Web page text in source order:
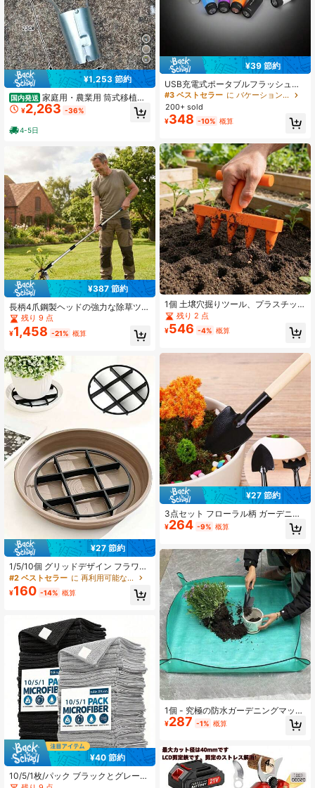
¥1,253 節約
国内発送 家庭用・農業用 筒式移植器
苗移し プランター移植 穴あけ 苗掘
りアイテム
¥2,263 -36%
4-5日
¥387 節約
長柄4爪鋼製ヘッドの強力な除草ツー
ル、竹製ガーデニング手動除草ツー
ル - 曲がったり引っ張ったりしゲず
に簡単に雑草を除去できます
残り 9 点
¥1,458 -21% 概算
¥27 節約
1/5/10個 グリッドデザイン フラワー
ポットトレイ - 根腐れ防止トレイ、
フラワーポットスタンド、通気性の
ある丸型排水ラック、フラワーポッ
クセサリー、プラントトレイ、室内
ガーデニング必需品
#2 ベストセラー に 再利用可能な ガーデンツール
¥160 -14% 概算
¥40 節約
10/5/1枚/パック ブラックとグレーの
再利用可能なキッチンタオル、ブラ
¥39 節約
USB充電式ポータブルフラッシュラ
イト、銅製バックル、ミニフラッシ
ュライト、キャンプ用品、銅合金製
小型LEDフラッシュライト、可愛い
ミニポケットフラッシュライトキー
ホルダー、多機能プラスチック製小
型明るい防水ギフト用アウトドア夜
間照明
#3 ベストセラー
に バケーション ポータブル照明
200+ sold
¥348 -10% 概算
1個 土壌穴掘りツール、プラスチッ
ク製5本爪手動式播種ツール、植栽ツ
ール手動式 迅速均一時間節約型播種
機プランター ガーデニング
残り 2 点
¥546 -4% 概算
¥27 節約
3点セット フローラル柄 ガーデニン
グツールセット、ポータブルガーデ
ン植栽ツール、シャベルとレーキ付
機能、快適な無垢材ハンドル、軽量
で収納が簡単
¥264 -9% 概算
1個 - 究極の防水ガーデニングマット
- 多肉植物と緑の植物を保護 - バル
コニーでの植え替えと土の交換に最
- 植栽ツールセット、ガーデニング
ツール、ガーデン用品付き
¥287 -1% 概算